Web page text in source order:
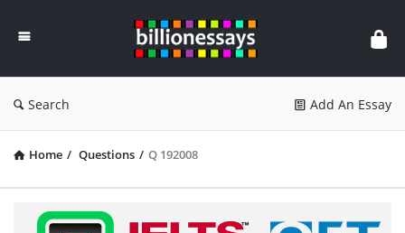
Essays
Search Add An Essay
Home / Questions / Q 192008